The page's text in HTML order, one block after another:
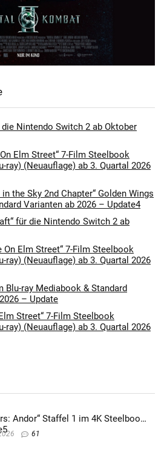
die Nintendo Switch 2 ab Oktober
Elm Street“ 7-Film Steelbook
ray) (Neuauflage) ab 3. Quartal 2026
in the Sky 2nd Chapter“ Golden Wings
Varianten ab 2026 – Update4
für die Nintendo Switch 2 ab
On Elm Street“ 7-Film Steelbook
ray) (Neuauflage) ab 3. Quartal 2026
Blu-ray Mediabook & Standard
– Update
Street“ 7-Film Steelbook
ray) (Neuauflage) ab 3. Quartal 2026
Andor“ Staffel 1 im 4K Steelbook
61